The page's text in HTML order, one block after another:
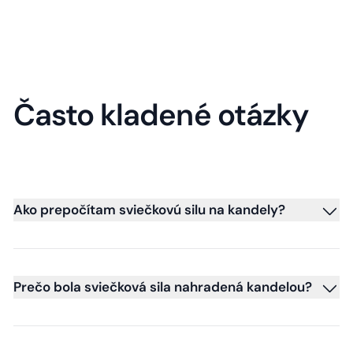
Často kladené otázky
Ako prepočítam sviečkovú silu na kandely?
Prečo bola sviečková sila nahradená kandelou?